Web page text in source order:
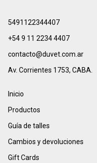
5491122344407
+54 9 11 2234 4407
contacto@duvet.com.ar
Av. Corrientes 1753, CABA.
Inicio
Productos
Guía de talles
Cambios y devoluciones
Gift Cards